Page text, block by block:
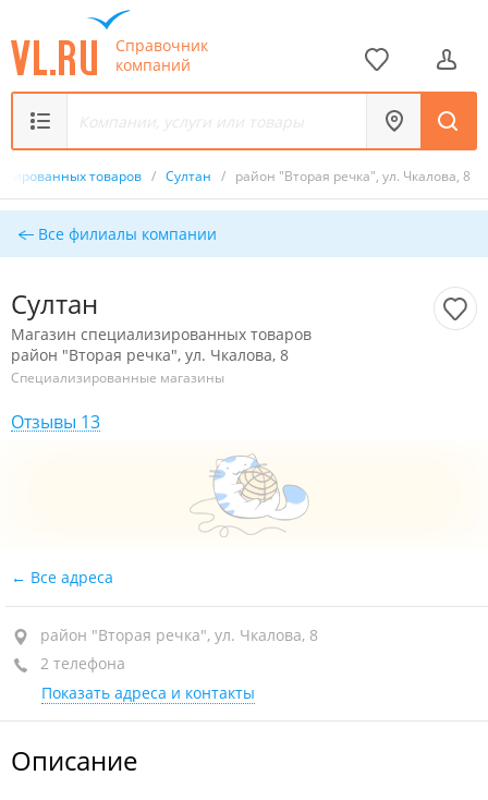
Справочник
компаний
товаров / Султан / район "Вторая речка", ул. Чкалова, 8
Все филиалы компании
Султан
Магазин специализированных товаров
район "Вторая речка", ул. Чкалова, 8
Специализированные магазины
Отзывы 13
Все адреса
район "Вторая речка", ул. Чкалова, 8
2 телефона
Показать адреса и контакты
Описание